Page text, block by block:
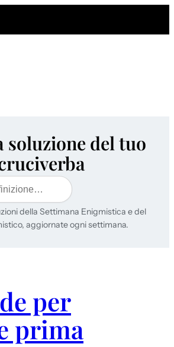
soluzione del tuo
della Settimana Enigmistica e del
aggiornate ogni settimana.
per
prima